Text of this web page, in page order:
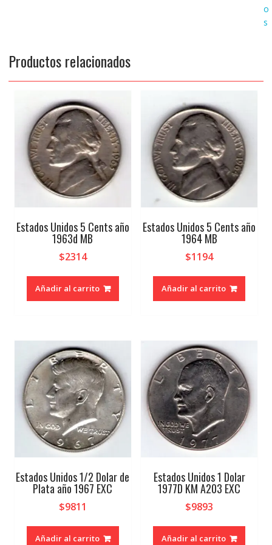
o
s
Productos relacionados
Estados Unidos 5 Cents año
1963d MB
$2314
Añadir al carrito
Estados Unidos 5 Cents año
1964 MB
$1194
Añadir al carrito
Estados Unidos 1/2 Dolar de
Plata año 1967 EXC
$9811
Añadir al carrito
Estados Unidos 1 Dolar
1977D KM A203 EXC
$9893
Añadir al carrito